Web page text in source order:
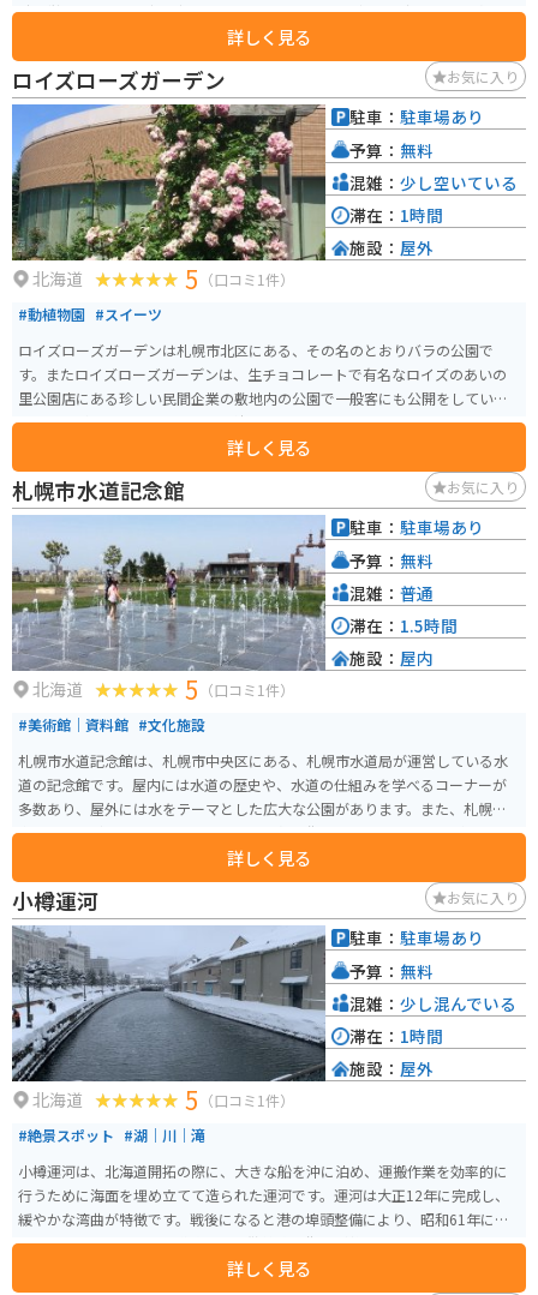
時間営業なので、早朝の朝食にももってこいです。どれも具沢山で、札幌に
詳しく見る
ロイズローズガーデン お気に入り
北海道 5 （口コミ1件）
#動植物園 #スイーツ
ロイズローズガーデンは札幌市北区にある、その名のとおりバラの公園で
す。またロイズローズガーデンは、生チョコレートで有名なロイズのあいの
里公園店にある珍しい民間企業の敷地内の公園で一般客にも公開をしていま
す。バラがメインの公園のため女性受けするスポットです。
詳しく見る
駐車： 駐車場あり
予算： 無料
混雑： 少し空いている
滞在： 1時間
施設： 屋外
札幌市水道記念館 お気に入り
北海道 5 （口コミ1件）
#美術館｜資料館 #文化施設
札幌市水道記念館は、札幌市中央区にある、札幌市水道局が運営している水
道の記念館です。屋内には水道の歴史や、水道の仕組みを学べるコーナーが
多数あり、屋外には水をテーマとした広大な公園があります。また、札幌市
内の小高い丘の上に建っているため、札幌の街並みを見下ろすことができる
詳しく見る
駐車： 駐車場あり
予算： 無料
混雑： 普通
滞在： 1.5時間
施設： 屋内
小樽運河 お気に入り
北海道 5 （口コミ1件）
#絶景スポット #湖｜川｜滝
小樽運河は、北海道開拓の際に、大きな船を沖に泊め、運搬作業を効率的に
行うために海面を埋め立てて造られた運河です。運河は大正12年に完成し、
緩やかな湾曲が特徴です。戦後になると港の埠頭整備により、昭和61年に一
部を埋立て、幅の半分を道路として散策路や街園が整備されました。運河は1
140mで、道道臨港線に沿った部分は20m、北部は40mです。 散策路には63
詳しく見る
駐車： 駐車場あり
予算： 無料
混雑： 少し混んでいる
滞在： 1時間
施設： 屋外